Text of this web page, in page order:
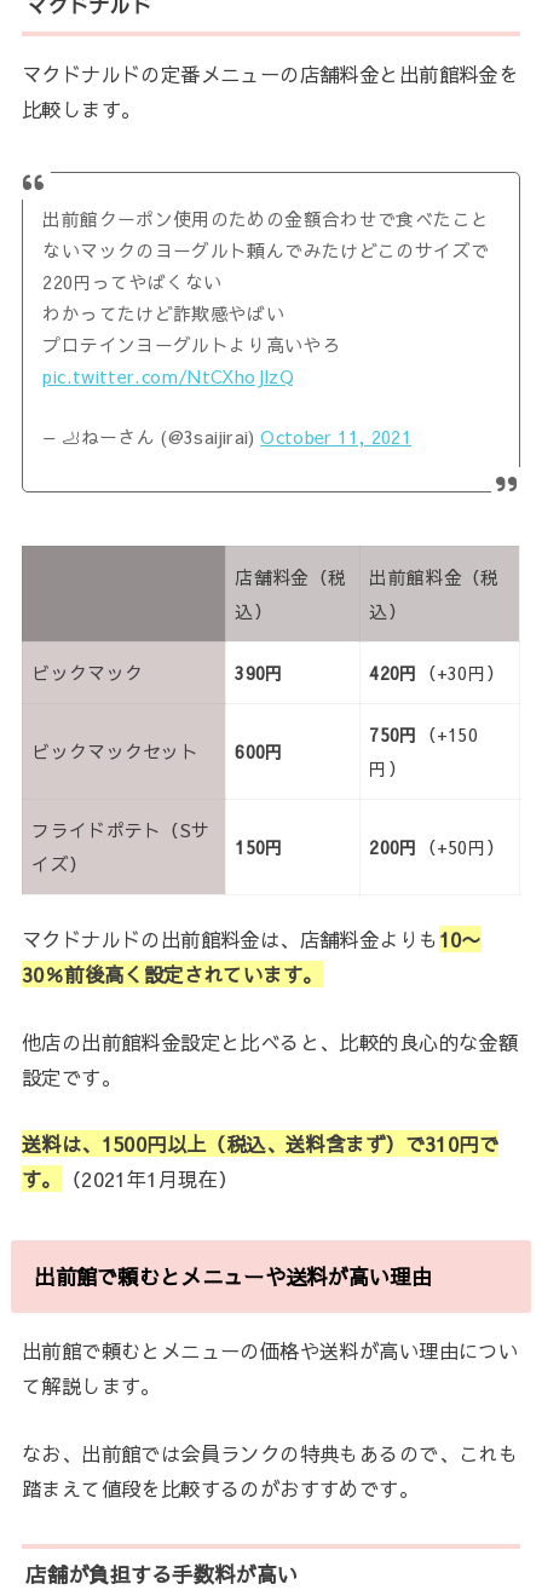
マクドナルドの定番メニューの店舗料金と出前館料金を
比較します。
出前館クーポン使用のための金額合わせで食べたこと
ないマックのヨーグルト頼んでみたけどこのサイズで
220円ってやばくない
わかってたけど詐欺感やばい
プロテインヨーグルトより高いやろ
pic.twitter.com/NtCXhoJlzQ
— 🦶ねーさん (@3saijirai)October 11, 2021
店舗料金（税
込）
出前館料金（税
込）
ビックマック 390円 420円 （+30円）
ビックマックセット 600円
750円 （+150
円）
フライドポテト（Sサ
イズ）
150円 200円 （+50円）
マクドナルドの出前館料金は、店舗料金よりも10〜
30％前後高く設定されています。
他店の出前館料金設定と比べると、比較的良心的な金額
設定です。
送料は、1500円以上（税込、送料含まず）で310円で
す。
（2021年1月現在）
出前館で頼むとメニューや送料が高い理由
出前館で頼むとメニューの価格や送料が高い理由につい
て解説します。
なお、出前館では会員ランクの特典もあるので、これも
踏まえて値段を比較するのがおすすめです。
店舗が負担する手数料が高い